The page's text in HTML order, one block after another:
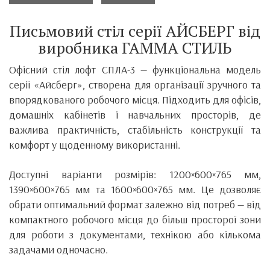
Письмовий стіл серії АЙСБЕРГ від
виробника ГАММА СТИЛЬ
Офісний стіл лофт СПЛА-3 — функціональна модель
серії «Айсберг», створена для організації зручного та
впорядкованого робочого місця. Підходить для офісів,
домашніх кабінетів і навчальних просторів, де
важлива практичність, стабільність конструкції та
комфорт у щоденному використанні.
Доступні варіанти розмірів: 1200×600×765 мм,
1390×600×765 мм та 1600×600×765 мм. Це дозволяє
обрати оптимальний формат залежно від потреб — від
компактного робочого місця до більш просторої зони
для роботи з документами, технікою або кількома
задачами одночасно.